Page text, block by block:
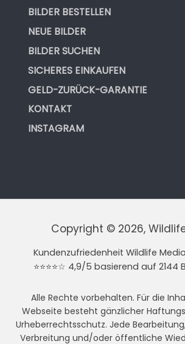
BILDER BESTELLEN
NEUE BILDER
BILDER SUCHEN
SICHERES EINKAUFEN
GELD-ZURÜCK-GARANTIE
KONTAKT
INSTAGRAM
Copyright © 2026,
Kundenzufriedenheit Wildlife
⭐⭐⭐⭐☆ 4,9/5 basierend auf 2144
Alle Rechte vorbehalten. Für die
Webseite besteht gänzlicher
Urheberrechtsschutz. Jede
Verbreitung und/oder öffentliche